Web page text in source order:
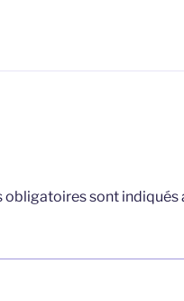
obligatoires sont indiqués